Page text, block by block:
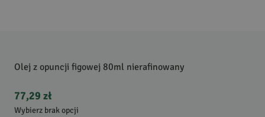
Olej z opuncji figowej 80ml nierafinowany
77,29 zł
Wybierz brak opcji